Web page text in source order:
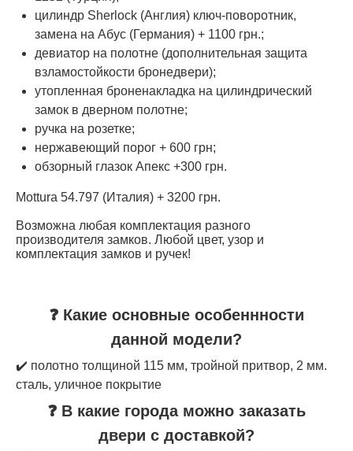
цилиндр Sherlock (Англия) ключ-поворотник,
замена на Абус (Германия) + 1100 грн.;
девиатор на полотне (дополнительная защита
взламостойкости бронедвери);
утопленная броненакладка на цилиндрический
замок в дверном полотне;
ручка на розетке;
нержавеющий порог + 600 грн;
обзорный глазок Апекс +300 грн.
Mottura 54.797 (Италия) + 3200 грн.
Возможна любая комплектация разного
производителя замков. Любой цвет, узор и
комплектация замков и ручек!
❓ Какие основные особеннности
данной модели?
✔️ полотно толщиной 115 мм, тройной притвор, 2 мм.
сталь, уличное покрытие
❓ В какие города можно заказать
двери с доставкой?